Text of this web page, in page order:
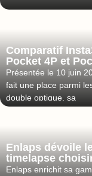
Comparatif
Pocket 4P et
Présentée le 10 juin
fait une place parmi
double optique, sa
Enlaps dévoile
timelapse
Enlaps enrichit sa